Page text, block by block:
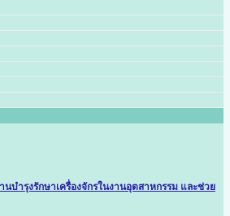
นบำรุงรักษาเครื่องจักรในงานอุตสาหกรรม และช่วย